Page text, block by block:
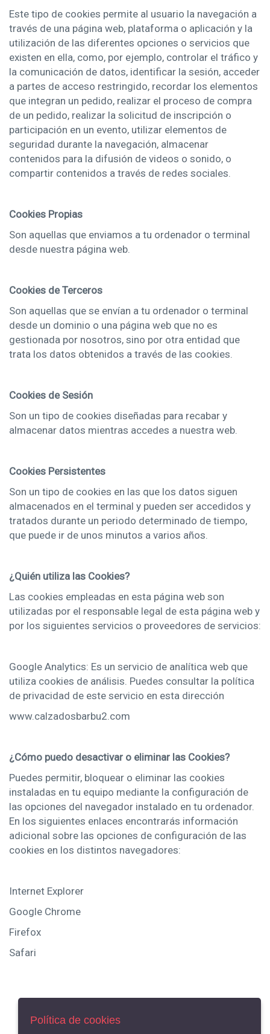
Este tipo de cookies permite al usuario la navegación a
través de una página web, plataforma o aplicación y la
utilización de las diferentes opciones o servicios que
existen en ella, como, por ejemplo, controlar el tráfico y
la comunicación de datos, identificar la sesión, acceder
a partes de acceso restringido, recordar los elementos
que integran un pedido, realizar el proceso de compra
de un pedido, realizar la solicitud de inscripción o
participación en un evento, utilizar elementos de
seguridad durante la navegación, almacenar
contenidos para la difusión de videos o sonido, o
compartir contenidos a través de redes sociales.
Cookies Propias
Son aquellas que enviamos a tu ordenador o terminal
desde nuestra página web.
Cookies de Terceros
Son aquellas que se envían a tu ordenador o terminal
desde un dominio o una página web que no es
gestionada por nosotros, sino por otra entidad que
trata los datos obtenidos a través de las cookies.
Cookies de Sesión
Son un tipo de cookies diseñadas para recabar y
almacenar datos mientras accedes a nuestra web.
Cookies Persistentes
Son un tipo de cookies en las que los datos siguen
almacenados en el terminal y pueden ser accedidos y
tratados durante un periodo determinado de tiempo,
que puede ir de unos minutos a varios años.
¿Quién utiliza las Cookies?
Las cookies empleadas en esta página web son
utilizadas por el responsable legal de esta página web y
por los siguientes servicios o proveedores de servicios:
Google Analytics: Es un servicio de analítica web que
utiliza cookies de análisis. Puedes consultar la política
de privacidad de este servicio en esta dirección
www.calzadosbarbu2.com
¿Cómo puedo desactivar o eliminar las Cookies?
Puedes permitir, bloquear o eliminar las cookies
instaladas en tu equipo mediante la configuración de
las opciones del navegador instalado en tu ordenador.
En los siguientes enlaces encontrarás información
adicional sobre las opciones de configuración de las
cookies en los distintos navegadores:
Internet Explorer
Google Chrome
Firefox
Safari
AVISO LEGAL
Política de cookies